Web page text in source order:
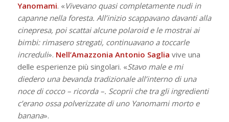
Yanomami. «Vivevano quasi completamente nudi in
capanne nella foresta. All’inizio scappavano davanti alla
cinepresa, poi scattai alcune polaroid e le mostrai ai
bimbi: rimasero stregati, continuavano a toccarle
increduli». Nell’Amazzonia Antonio Saglia vive una
delle esperienze più singolari. «Stavo male e mi
diedero una bevanda tradizionale all’interno di una
noce di cocco – ricorda –. Scoprii che tra gli ingredienti
c’erano ossa polverizzate di uno Yanomami morto e
banana».